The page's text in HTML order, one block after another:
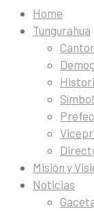
Home
Tungurahua
Misión y
Noticias